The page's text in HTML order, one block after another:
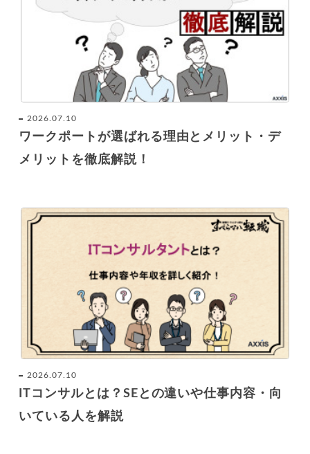
2026.07.10
ワークポートが選ばれる理由とメリット・デ
メリットを徹底解説！
2026.07.10
ITコンサルとは？SEとの違いや仕事内容・向
いている人を解説